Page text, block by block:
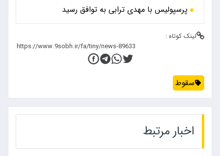
پرسپولیس با مهدی ترابی به توافق رسید
لینک کوتاه :
سقوط
اخبار مرتبط